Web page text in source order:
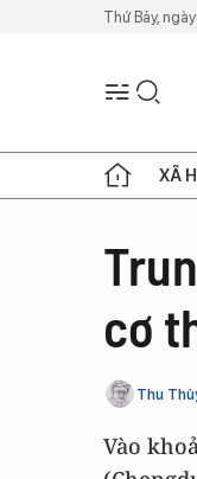
Thứ Bảy,
XÃ
cơ
Thu
Vào